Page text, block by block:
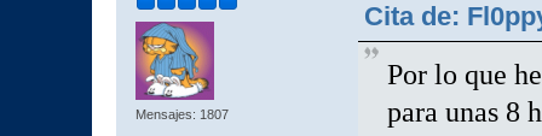
Mensajes: 1807
Cita de:
Por lo que
para unas 8